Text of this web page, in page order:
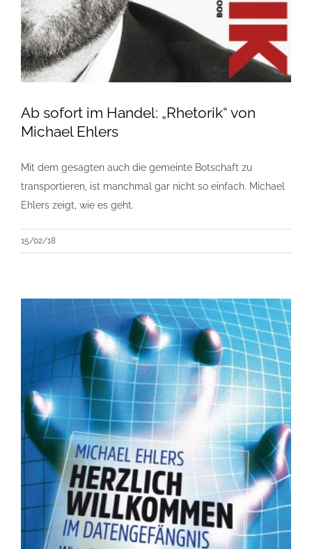
Ab sofort im Handel: „Rhetorik“ von
Michael Ehlers
Mit dem gesagten auch die gemeinte Botschaft zu
transportieren, ist manchmal gar nicht so einfach. Michael
Ehlers zeigt, wie es geht.
15/02/18